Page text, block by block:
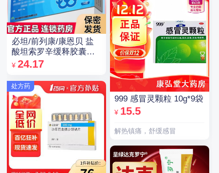
必坦/前列康/康恩贝 盐
酸坦索罗辛缓释胶囊
0.2mg*14粒/盒
¥ 24.17
处方药
999 感冒灵颗粒 10g*9袋
¥ 15.5
解热镇痛，舒缓感冒